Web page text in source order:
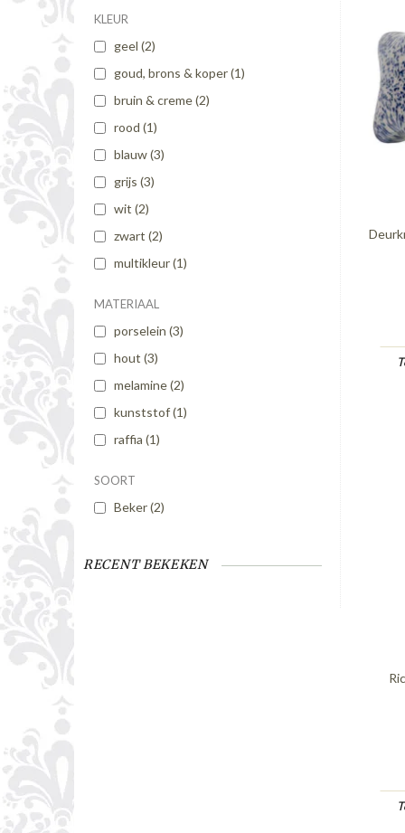
KLEUR
geel (2)
goud, brons & koper(1)
bruin & creme(2)
rood (1)
blauw(3)
grijs (3)
wit (2)
zwart (2)
multikleur(1)
MATERIAAL
porselein (3)
hout (3)
melamine(2)
kunststof(1)
raffia (1)
SOORT
Beker(2)
RECENT BEKEKEN